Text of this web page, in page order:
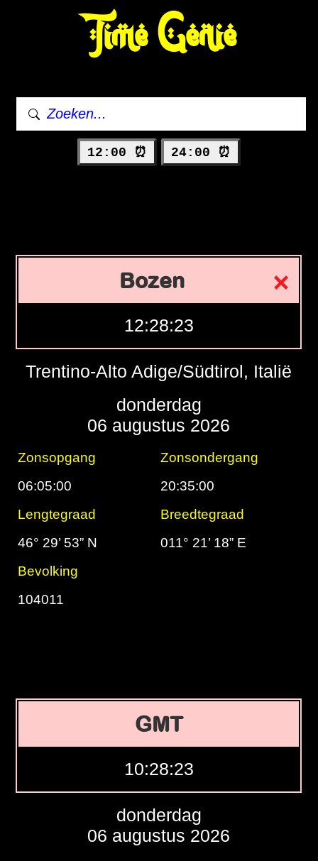
Time Genie
12:00 ⏰ 24:00 ⏰
Bozen
12:28:24
Trentino-Alto Adige/Südtirol, Italië
donderdag
06 augustus 2026
Zonsopgang
Zonsondergang
06:05:00
20:35:00
Lengtegraad
Breedtegraad
46° 29’ 53” N
011° 21’ 18” E
Bevolking
104011
GMT
10:28:24
donderdag
06 augustus 2026